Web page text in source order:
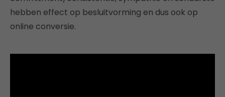
hebben effect op besluitvorming en dus ook op
online conversie.